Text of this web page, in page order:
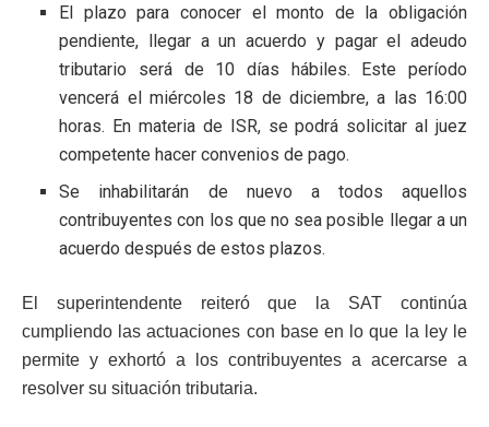
El plazo para conocer el monto de la obligación
pendiente, llegar a un acuerdo y pagar el adeudo
tributario será de 10 días hábiles. Este período
vencerá el miércoles 18 de diciembre, a las 16:00
horas. En materia de ISR, se podrá solicitar al juez
competente hacer convenios de pago.
Se inhabilitarán de nuevo a todos aquellos
contribuyentes con los que no sea posible llegar a un
acuerdo después de estos plazos.
El superintendente reiteró que la SAT continúa
cumpliendo las actuaciones con base en lo que la ley le
permite y exhortó a los contribuyentes a acercarse a
resolver su situación tributaria.